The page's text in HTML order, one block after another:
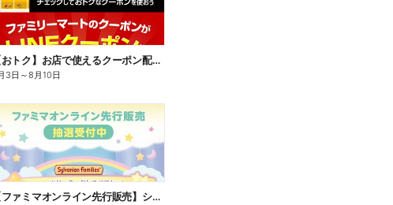
【おトク】お店で使えるクーポン配信中
3日 ～8月10日
【ファミマオンライン先行販売】シルバニアファミリー